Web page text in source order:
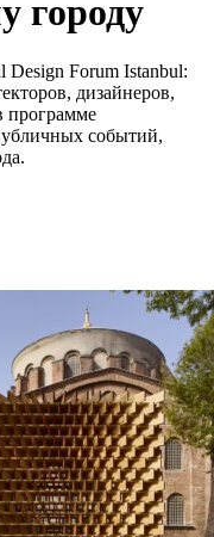
городу
Forum Istanbul:
дизайнеров,
программе
событий,